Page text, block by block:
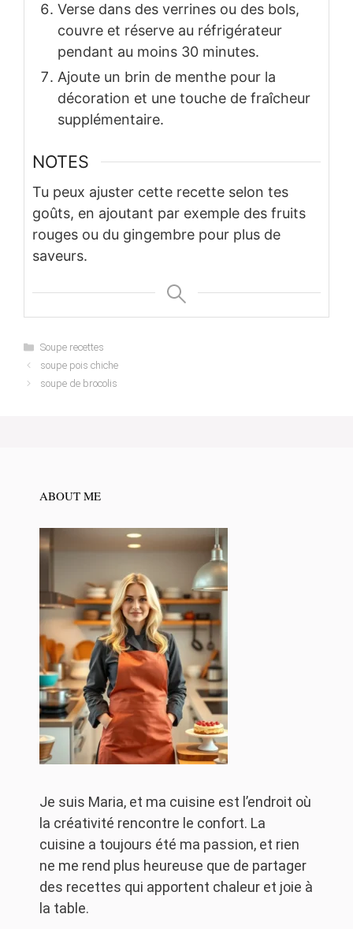
Verse dans des verrines ou des bols,
couvre et réserve au réfrigérateur
pendant au moins 30 minutes.
Ajoute un brin de menthe pour la
décoration et une touche de fraîcheur
supplémentaire.
NOTES
Tu peux ajuster cette recette selon tes
goûts, en ajoutant par exemple des fruits
rouges ou du gingembre pour plus de
saveurs.
Categories
Soupe recettes
soupe pois chiche
soupe de brocolis
ABOUT ME
Je suis Maria, et ma cuisine est l’endroit où
la créativité rencontre le confort. La
cuisine a toujours été ma passion, et rien
ne me rend plus heureuse que de partager
des recettes qui apportent chaleur et joie à
la table.